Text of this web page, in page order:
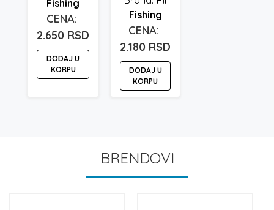
Fishing
2.650 RSD
DODAJ U
KORPU
Fishing
2.180 RSD
DODAJ U
KORPU
BRENDOVI